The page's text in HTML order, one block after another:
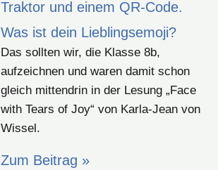
Was ist dein Lieblingsemoji?
Das sollten wir, die Klasse 8b,
aufzeichnen und waren damit schon
gleich mittendrin in der Lesung „Face
with Tears of Joy“ von Karla-Jean von
Wissel.
Zum Beitrag »